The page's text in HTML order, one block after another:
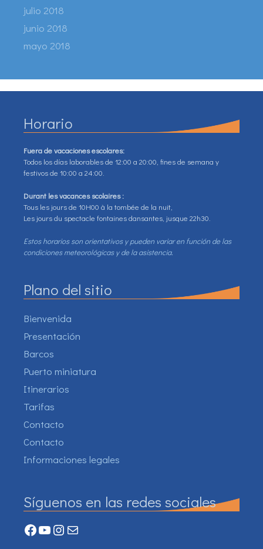
julio 2018
junio 2018
mayo 2018
Horario
Fuera de vacaciones escolares:
Todos los días laborables de 12:00 a 20:00, fines de semana y
festivos de 10:00 a 24:00.
Durant les vacances scolaires :
Tous les jours de 10H00 à la tombée de la nuit,
Les jours du spectacle fontaines dansantes, jusque 22h30.
Estos horarios son orientativos y pueden variar en función de las
condiciones meteorológicas y de la asistencia.
Plano del sitio
Bienvenida
Presentación
Barcos
Puerto miniatura
Itinerarios
Tarifas
Contacto
Contacto
Informaciones legales
Síguenos en las redes sociales
Facebook
YouTube
Instagram
Mail